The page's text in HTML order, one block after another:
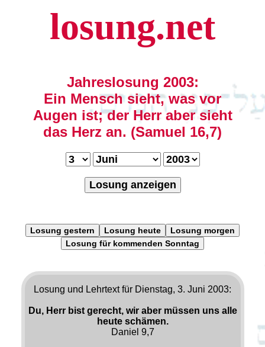
losung.net
Jahreslosung 2003:
Ein Mensch sieht, was vor
Augen ist; der Herr aber sieht
das Herz an. (Samuel 16,7)
Losung anzeigen
Losung gestern Losung heute
Losung morgen
Losung für kommenden Sonntag
Losung und Lehrtext für Dienstag, 3. Juni 2003:
Du, Herr bist gerecht, wir aber müssen uns alle
heute schämen.
Daniel 9,7